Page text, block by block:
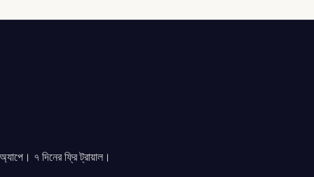
৭ দিনের ফ্রি ট্রায়াল।